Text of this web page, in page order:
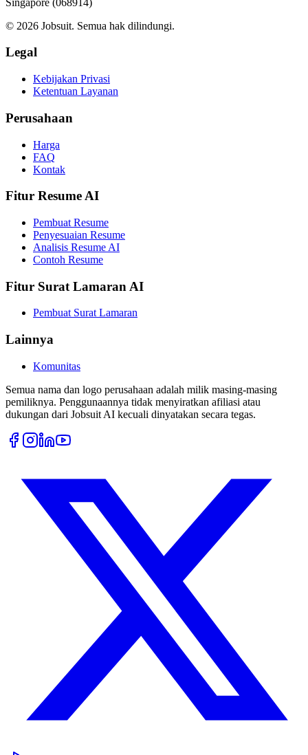
© 2026 Jobsuit. Semua hak dilindungi.
Legal
Kebijakan Privasi
Ketentuan Layanan
Perusahaan
Harga
FAQ
Kontak
Fitur Resume AI
Pembuat Resume
Penyesuaian Resume
Analisis Resume AI
Contoh Resume
Fitur Surat Lamaran AI
Pembuat Surat Lamaran
Lainnya
Komunitas
Semua nama dan logo perusahaan adalah milik masing-masing
pemiliknya. Penggunaannya tidak menyiratkan afiliasi atau
dukungan dari Jobsuit AI kecuali dinyatakan secara tegas.